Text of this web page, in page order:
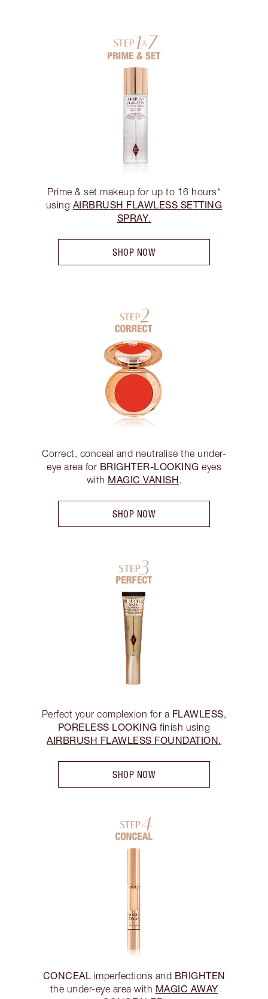
Prime & set makeup for up to 16 hours*
using AIRBRUSH FLAWLESS SETTING
SPRAY.
SHOP NOW
Correct, conceal and neutralise the under-
eye area for BRIGHTER-LOOKING eyes
with MAGIC VANISH.
SHOP NOW
Perfect your complexion for a FLAWLESS,
PORELESS LOOKING finish using
AIRBRUSH FLAWLESS FOUNDATION.
SHOP NOW
CONCEAL imperfections and BRIGHTEN
the under-eye area with MAGIC AWAY